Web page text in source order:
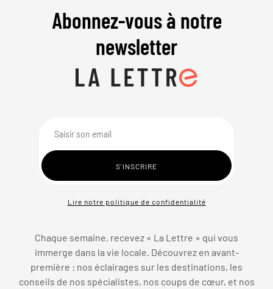
Abonnez-vous à notre
newsletter
Lire notre politique de confidentialité
Chaque semaine, recevez « La Lettre » qui vous
immerge dans la vie locale. Découvrez en avant-
première : nos éclairages sur les destinations, les
conseils de nos spécialistes, nos coups de cœur, et nos